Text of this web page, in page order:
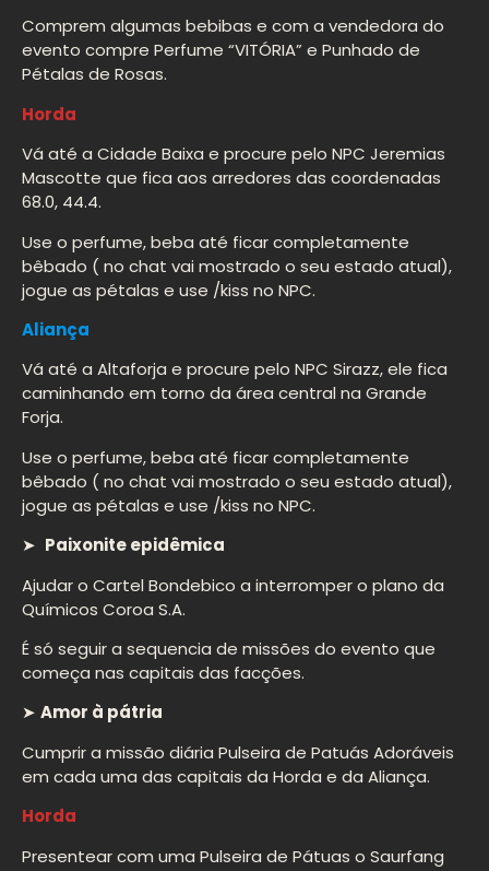
Comprem algumas bebibas e com a vendedora do
evento compre Perfume “VITÓRIA” e Punhado de
Pétalas de Rosas.
Horda
Vá até a Cidade Baixa e procure pelo NPC Jeremias
Mascotte que fica aos arredores das coordenadas
68.0, 44.4.
Use o perfume, beba até ficar completamente
bêbado ( no chat vai mostrado o seu estado atual),
jogue as pétalas e use /kiss no NPC.
Aliança
Vá até a Altaforja e procure pelo NPC Sirazz, ele fica
caminhando em torno da área central na Grande
Forja.
Use o perfume, beba até ficar completamente
bêbado ( no chat vai mostrado o seu estado atual),
jogue as pétalas e use /kiss no NPC.
➤ Paixonite epidêmica
Ajudar o Cartel Bondebico a interromper o plano da
Químicos Coroa S.A.
É só seguir a sequencia de missões do evento que
começa nas capitais das facções.
➤ Amor à pátria
Cumprir a missão diária Pulseira de Patuás Adoráveis
em cada uma das capitais da Horda e da Aliança.
Horda
Presentear com uma Pulseira de Pátuas o Saurfang